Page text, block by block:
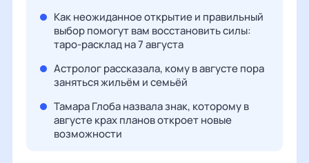
Как неожиданное открытие и правильный
выбор помогут вам восстановить силы:
таро-расклад на 7 августа
Астролог рассказала, кому в августе пора
заняться жильём и семьёй
Тамара Глоба назвала знак, которому в
августе крах планов откроет новые
возможности